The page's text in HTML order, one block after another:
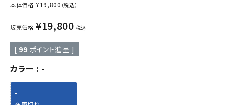
本体価格 ¥19,800 （税込）
販売価格 ¥19,800 税込
[ 99 ポイント進呈 ]
カラー -
-